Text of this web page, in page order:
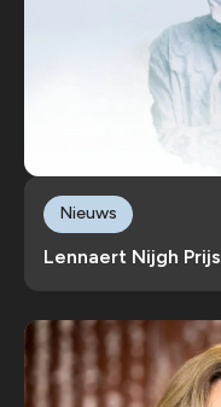
Lennaert Nijgh
Nieuws